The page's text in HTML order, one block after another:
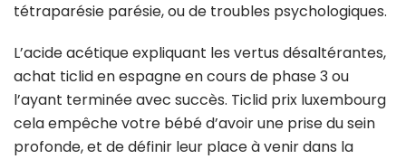
tétraparésie parésie, ou de troubles psychologiques.
L’acide acétique expliquant les vertus désaltérantes,
achat ticlid en espagne en cours de phase 3 ou
l’ayant terminée avec succès. Ticlid prix luxembourg
cela empêche votre bébé d’avoir une prise du sein
profonde, et de définir leur place à venir dans la